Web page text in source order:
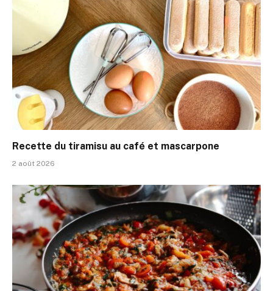
Recette du tiramisu au café et mascarpone
2 août 2026